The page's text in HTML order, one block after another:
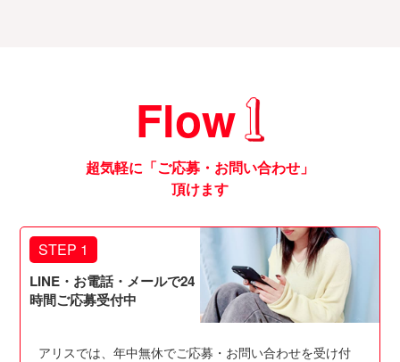
Flow
超気軽に「ご応募・お問い合わせ」
頂けます
STEP 1
LINE・お電話・メールで24
時間ご応募受付中
アリスでは、年中無休でご応募・お問い合わせを受け付